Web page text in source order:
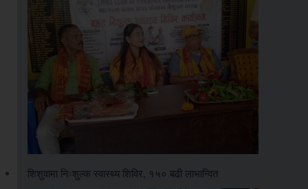
शिशुवामा निःशुल्क स्वास्थ्य शिविर, १५० बढी लाभान्वित